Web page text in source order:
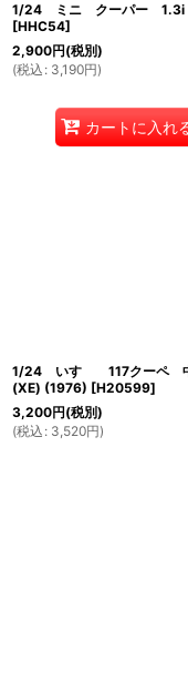
1/24 ミニ クーパー
[HHC54]
2,900円(税別)
(税込 : 3,190円)
カートに入れ
1/24 いすゞ 117クーペ
(XE) (1976) [H20599]
3,200円(税別)
(税込 : 3,520円)